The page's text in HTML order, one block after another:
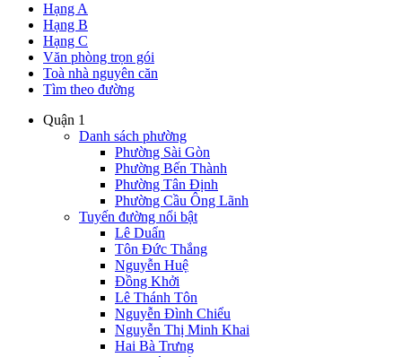
Hạng A
Hạng B
Hạng C
Văn phòng trọn gói
Toà nhà nguyên căn
Tìm theo đường
Quận 1
Danh sách phường
Phường Sài Gòn
Phường Bến Thành
Phường Tân Định
Phường Cầu Ông Lãnh
Tuyến đường nổi bật
Lê Duẩn
Tôn Đức Thắng
Nguyễn Huệ
Đồng Khởi
Lê Thánh Tôn
Nguyễn Đình Chiểu
Nguyễn Thị Minh Khai
Hai Bà Trưng